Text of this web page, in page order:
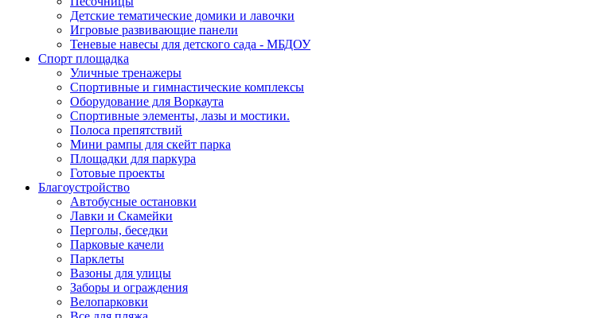
Детские тематические домики и лавочки
Игровые развивающие панели
Теневые навесы для детского сада - МБДОУ
Спорт площадка
Уличные тренажеры
Спортивные и гимнастические комплексы
Оборудование для Воркаута
Спортивные элементы, лазы и мостики.
Полоса препятствий
Мини рампы для скейт парка
Площадки для паркура
Готовые проекты
Благоустройство
Автобусные остановки
Лавки и Скамейки
Перголы, беседки
Парковые качели
Парклеты
Вазоны для улицы
Заборы и ограждения
Велопарковки